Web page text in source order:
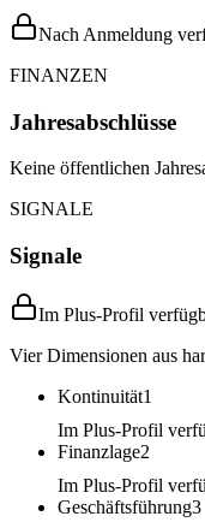
Nach Anmeldung
FINANZEN
Jahresabschlüsse
Keine öffentlichen
SIGNALE
Signale
Im Plus-Profil
Vier Dimensionen aus
Kontinuität1
Im Plus-Profil
Finanzlage2
Im Plus-Profil
Geschäftsführung3